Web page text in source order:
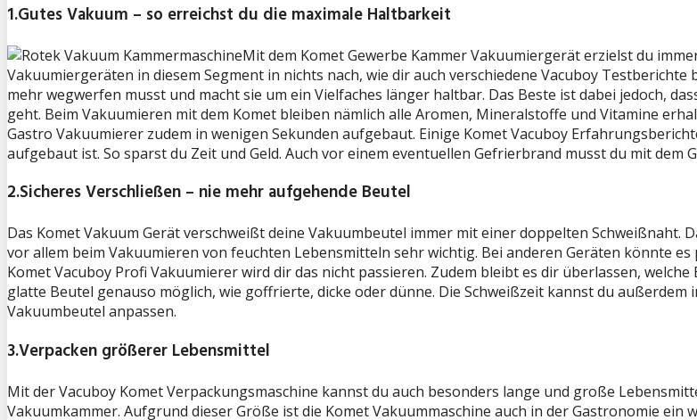
1.Gutes Vakuum – so erreichst du die maximale Haltbarkeit
Mit dem Komet Gewerbe Kammer Vakuumiergerät erzielst du
Vakuumiergeräten in diesem Segment in nichts nach, wie dir auch verschiedene Vacuboy
mehr wegwerfen musst und macht sie um ein Vielfaches länger haltbar. Das Beste ist dabei jedoch,
geht. Beim Vakuumieren mit dem Komet bleiben nämlich alle Aromen, Mineralstoffe und Vitamine
Gastro Vakuumierer zudem in wenigen Sekunden aufgebaut. Einige Komet Vacuboy
aufgebaut ist. So sparst du Zeit und Geld. Auch vor einem eventuellen Gefrierbrand musst du mit
2.Sicheres Verschließen – nie mehr aufgehende Beutel
Das Komet Vakuum Gerät verschweißt deine Vakuumbeutel immer mit einer doppelten Schweißnaht.
vor allem beim Vakuumieren von feuchten Lebensmitteln sehr wichtig. Bei anderen Geräten könnte
Komet Vacuboy Profi Vakuumierer wird dir das nicht passieren. Zudem bleibt es dir überlassen,
glatte Beutel genauso möglich, wie goffrierte, dicke oder dünne. Die Schweißzeit kannst du
Vakuumbeutel anpassen.
3.Verpacken größerer Lebensmittel
Mit der Vacuboy Komet Verpackungsmaschine kannst du auch besonders lange und große
Vakuumkammer. Aufgrund dieser Größe ist die Komet Vakuummaschine auch in der Gastronomie